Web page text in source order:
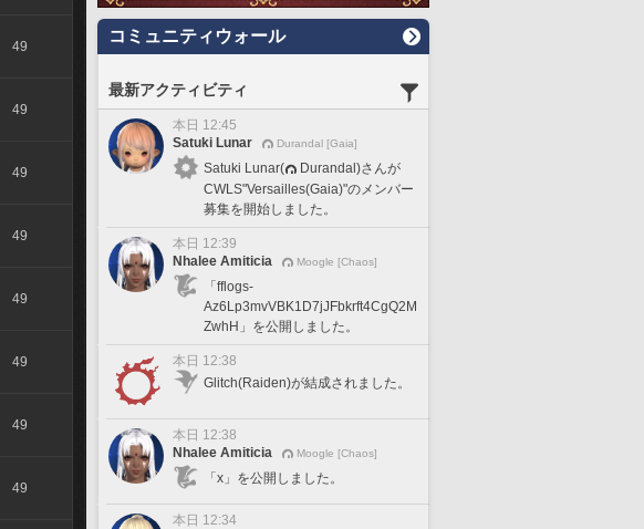
49
49
49
49
49
49
49
49
コミュニティウォール
最新アクティビティ
本日 12:45
Satuki Lunar
Durandal [Gaia]
Satuki Lunar(
Durandal)さんが
CWLS"Versailles(Gaia)"のメンバー
募集を開始しました。
本日 12:39
Nhalee Amiticia
Moogle [Chaos]
「fflogs-
Az6Lp3mvVBK1D7jJFbkrft4CgQ2M
ZwhH」を公開しました。
本日 12:38
Glitch(Raiden)が結成されました。
本日 12:38
Nhalee Amiticia
Moogle [Chaos]
「x」を公開しました。
本日 12:34